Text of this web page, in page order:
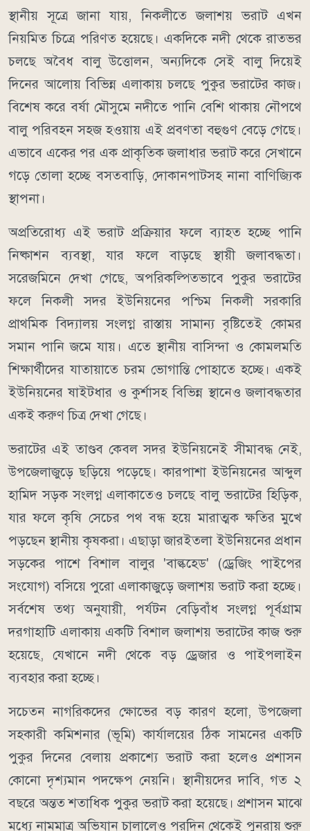
স্থানীয় সূত্রে জানা যায়, নিকলীতে জলাশয় ভরাট এখন
নিয়মিত চিত্রে পরিণত হয়েছে। একদিকে নদী থেকে রাতভর
চলছে অবৈধ বালু উত্তোলন, অন্যদিকে সেই বালু দিয়েই
দিনের আলোয় বিভিন্ন এলাকায় চলছে পুকুর ভরাটের কাজ।
বিশেষ করে বর্ষা মৌসুমে নদীতে পানি বেশি থাকায় নৌপথে
বালু পরিবহন সহজ হওয়ায় এই প্রবণতা বহুগুণ বেড়ে গেছে।
এভাবে একের পর এক প্রাকৃতিক জলাধার ভরাট করে সেখানে
গড়ে তোলা হচ্ছে বসতবাড়ি, দোকানপাটসহ নানা বাণিজ্যিক
স্থাপনা।
অপ্রতিরোধ্য এই ভরাট প্রক্রিয়ার ফলে ব্যাহত হচ্ছে পানি
নিষ্কাশন ব্যবস্থা, যার ফলে বাড়ছে স্থায়ী জলাবদ্ধতা।
সরেজমিনে দেখা গেছে, অপরিকল্পিতভাবে পুকুর ভরাটের
ফলে নিকলী সদর ইউনিয়নের পশ্চিম নিকলী সরকারি
প্রাথমিক বিদ্যালয় সংলগ্ন রাস্তায় সামান্য বৃষ্টিতেই কোমর
সমান পানি জমে যায়। এতে স্থানীয় বাসিন্দা ও কোমলমতি
শিক্ষার্থীদের যাতায়াতে চরম ভোগান্তি পোহাতে হচ্ছে। একই
ইউনিয়নের ষাইটধার ও কুর্শাসহ বিভিন্ন স্থানেও জলাবদ্ধতার
একই করুণ চিত্র দেখা গেছে।
ভরাটের এই তাণ্ডব কেবল সদর ইউনিয়নেই সীমাবদ্ধ নেই,
উপজেলাজুড়ে ছড়িয়ে পড়েছে। কারপাশা ইউনিয়নের আব্দুল
হামিদ সড়ক সংলগ্ন এলাকাতেও চলছে বালু ভরাটের হিড়িক,
যার ফলে কৃষি সেচের পথ বন্ধ হয়ে মারাত্মক ক্ষতির মুখে
পড়ছেন স্থানীয় কৃষকরা। এছাড়া জারইতলা ইউনিয়নের প্রধান
সড়কের পাশে বিশাল বালুর 'বাল্কহেড' (ড্রেজিং পাইপের
সংযোগ) বসিয়ে পুরো এলাকাজুড়ে জলাশয় ভরাট করা হচ্ছে।
সর্বশেষ তথ্য অনুযায়ী, পর্যটন বেড়িবাঁধ সংলগ্ন পূর্বগ্রাম
দরগাহাটি এলাকায় একটি বিশাল জলাশয় ভরাটের কাজ শুরু
হয়েছে, যেখানে নদী থেকে বড় ড্রেজার ও পাইপলাইন
ব্যবহার করা হচ্ছে।
সচেতন নাগরিকদের ক্ষোভের বড় কারণ হলো, উপজেলা
সহকারী কমিশনার (ভূমি) কার্যালয়ের ঠিক সামনের একটি
পুকুর দিনের বেলায় প্রকাশ্যে ভরাট করা হলেও প্রশাসন
কোনো দৃশ্যমান পদক্ষেপ নেয়নি। স্থানীয়দের দাবি, গত ২
বছরে অন্তত শতাধিক পুকুর ভরাট করা হয়েছে। প্রশাসন মাঝে
মধ্যে নামমাত্র অভিযান চালালেও পরদিন থেকেই পুনরায় শুরু